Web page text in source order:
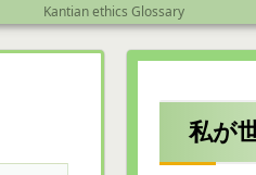
Kantian ethics Glossary
私が